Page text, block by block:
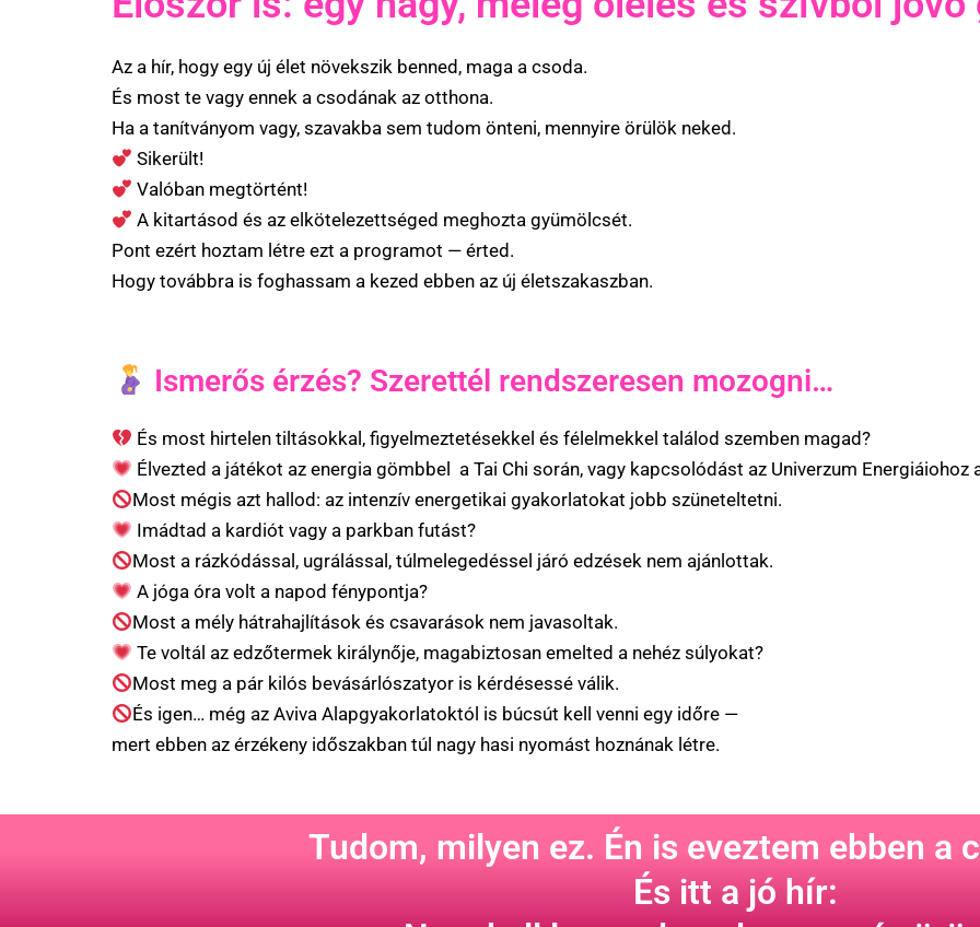
Az a hír, hogy egy új élet növekszik benned, maga a csoda.
És most te vagy ennek a csodának az otthona.
Ha a tanítványom vagy, szavakba sem tudom önteni, mennyire örülök neked.
Sikerült!
Valóban megtörtént!
A kitartásod és az elkötelezettséged meghozta gyümölcsét.
Pont ezért hoztam létre ezt a programot — érted.
Hogy továbbra is foghassam a kezed ebben az új életszakaszban.
Ismerős érzés? Szerettél rendszeresen mozogni…
És most hirtelen tiltásokkal, figyelmeztetésekkel és félelmekkel találod szemben magad?
Élvezted a játékot az energia gömbbel a Tai Chi során, vagy kapcsolódást az Univerzum Energiáiohoz
Most mégis azt hallod: az intenzív energetikai gyakorlatokat jobb szüneteltetni.
Imádtad a kardiót vagy a parkban futást?
Most a rázkódással, ugrálással, túlmelegedéssel járó edzések nem ajánlottak.
A jóga óra volt a napod fénypontja?
Most a mély hátrahajlítások és csavarások nem javasoltak.
Te voltál az edzőtermek királynője, magabiztosan emelted a nehéz súlyokat?
Most meg a pár kilós bevásárlószatyor is kérdésessé válik.
És igen… még az Aviva Alapgyakorlatoktól is búcsút kell venni egy időre —
mert ebben az érzékeny időszakban túl nagy hasi nyomást hoznának létre.
Tudom, milyen ez. Én is eveztem ebben a
És itt a jó hír: